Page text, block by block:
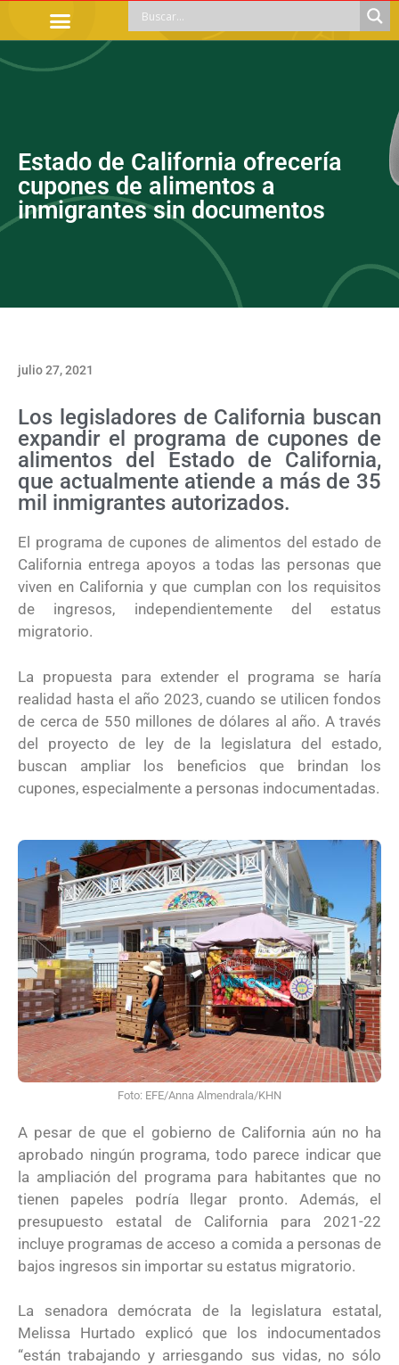
Estado de California ofrecería
cupones de alimentos a
inmigrantes sin documentos
julio 27, 2021
Los legisladores de California buscan
expandir el programa de cupones de
alimentos del Estado de California,
que actualmente atiende a más de 35
mil inmigrantes autorizados.
El programa de cupones de alimentos del estado de
California entrega apoyos a todas las personas que
viven en California y que cumplan con los requisitos
de ingresos, independientemente del estatus
migratorio.
La propuesta para extender el programa se haría
realidad hasta el año 2023, cuando se utilicen fondos
de cerca de 550 millones de dólares al año. A través
del proyecto de ley de la legislatura del estado,
buscan ampliar los beneficios que brindan los
cupones, especialmente a personas indocumentadas.
Foto: EFE/Anna Almendrala/KHN
A pesar de que el gobierno de California aún no ha
aprobado ningún programa, todo parece indicar que
la ampliación del programa para habitantes que no
tienen papeles podría llegar pronto. Además, el
presupuesto estatal de California para 2021-22
incluye programas de acceso a comida a personas de
bajos ingresos sin importar su estatus migratorio.
La senadora demócrata de la legislatura estatal,
Melissa Hurtado explicó que los indocumentados
“están trabajando y arriesgando sus vidas, no sólo